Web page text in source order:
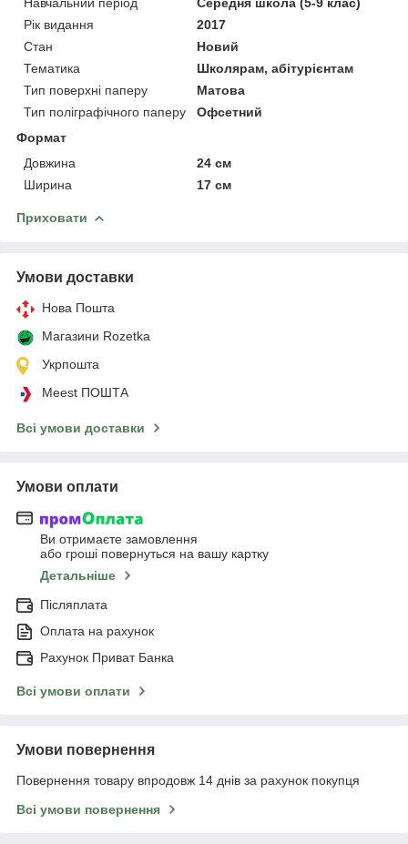
Рік видання
2017
Стан
Новий
Тематика
Школярам, абітурієнтам
Тип поверхні паперу
Матова
Тип поліграфічного паперу
Офсетний
Формат
Довжина
24 см
Ширина
17 см
Приховати
Умови доставки
Нова Пошта
Магазини Rozetka
Укрпошта
Meest ПОШТА
Всі умови доставки
Умови оплати
Ви отримаєте замовлення
або гроші повернуться на вашу картку
Детальніше
Післяплата
Оплата на рахунок
Рахунок Приват Банка
Всі умови оплати
Умови повернення
Повернення товару впродовж 14 днів за рахунок покупця
Всі умови повернення